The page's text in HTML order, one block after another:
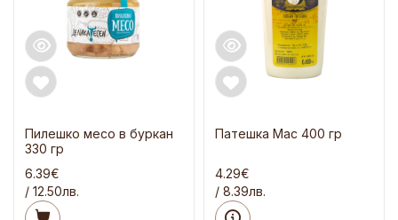
Пилешко месо в буркан
330 гр
6.39€
/ 12.50лв.
Патешка Мас 400 гр
4.29€
/ 8.39лв.